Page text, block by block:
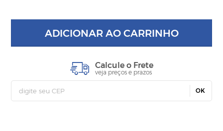
ADICIONAR AO CARRINHO
Calcule o Frete
veja preços e prazos
OK